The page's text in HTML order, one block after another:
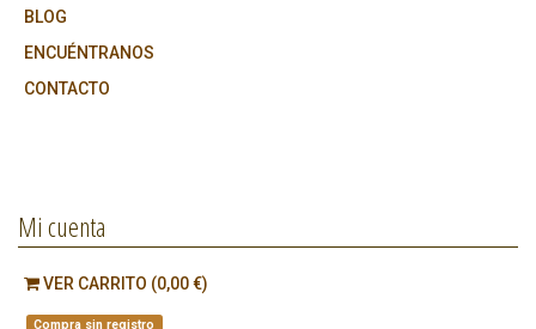
BLOG
ENCUÉNTRANOS
CONTACTO
Mi cuenta
VER CARRITO (0,00 €)
Compra sin registro